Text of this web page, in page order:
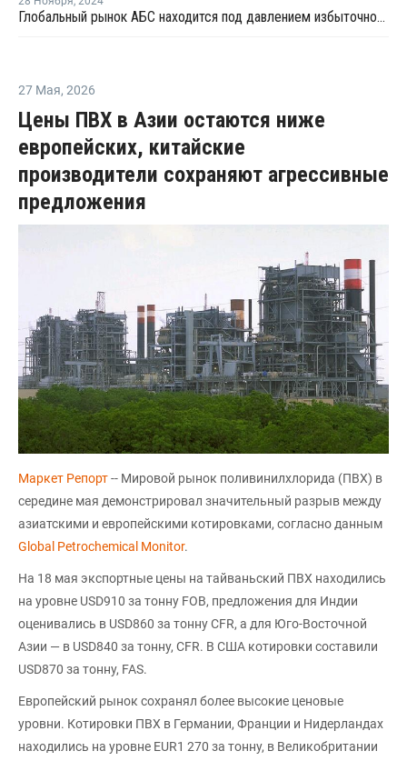
Глобальный рынок АБС находится под давлением избыточного предложения и слабого спроса
27 Мая, 2026
Цены ПВХ в Азии остаются ниже
европейских, китайские
производители сохраняют агрессивные
предложения
Маркет Репорт-- Мировой рынок поливинилхлорида (ПВХ) в
середине мая демонстрировал значительный разрыв между
азиатскими и европейскими котировками, согласно данным
Global Petrochemical Monitor.
На 18 мая экспортные цены на тайваньский ПВХ находились
на уровне USD910 за тонну FOB, предложения для Индии
оценивались в USD860 за тонну CFR, а для Юго-Восточной
Азии — в USD840 за тонну, CFR. В США котировки составили
USD870 за тонну, FAS.
Европейский рынок сохранял более высокие ценовые
уровни. Котировки ПВХ в Германии, Франции и Нидерландах
находились на уровне EUR1 270 за тонну, в Великобритании